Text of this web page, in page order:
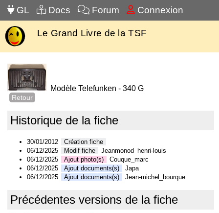
GL Docs Forum Connexion
Le Grand Livre de la TSF
Modèle Telefunken - 340 G
Retour
Historique de la fiche
30/01/2012
Création fiche
06/12/2025
Modif fiche
Jeanmonod_henri-louis
06/12/2025
Ajout photo(s)
Couque_marc
06/12/2025
Ajout documents(s)
Japa
06/12/2025
Ajout documents(s) Jean-michel_bourque
Précédentes versions de la fiche